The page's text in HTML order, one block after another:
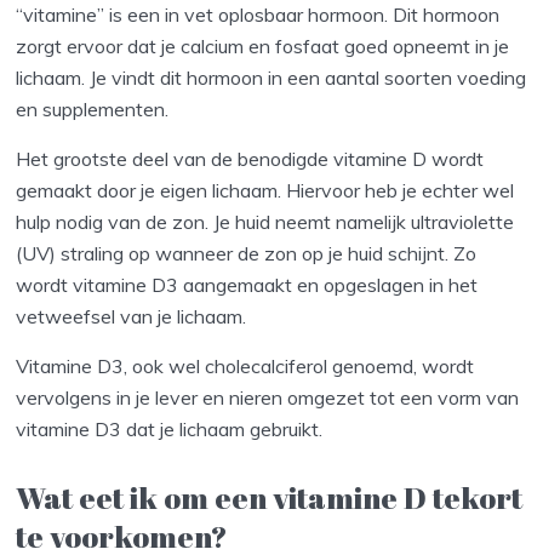
“vitamine” is een in vet oplosbaar hormoon. Dit hormoon
zorgt ervoor dat je calcium en fosfaat goed opneemt in je
lichaam. Je vindt dit hormoon in een aantal soorten voeding
en supplementen.
Het grootste deel van de benodigde vitamine D wordt
gemaakt door je eigen lichaam. Hiervoor heb je echter wel
hulp nodig van de zon. Je huid neemt namelijk ultraviolette
(UV) straling op wanneer de zon op je huid schijnt. Zo
wordt vitamine D3 aangemaakt en opgeslagen in het
vetweefsel van je lichaam.
Vitamine D3, ook wel cholecalciferol genoemd, wordt
vervolgens in je lever en nieren omgezet tot een vorm van
vitamine D3 dat je lichaam gebruikt.
Wat eet ik om een vitamine D tekort
te voorkomen?